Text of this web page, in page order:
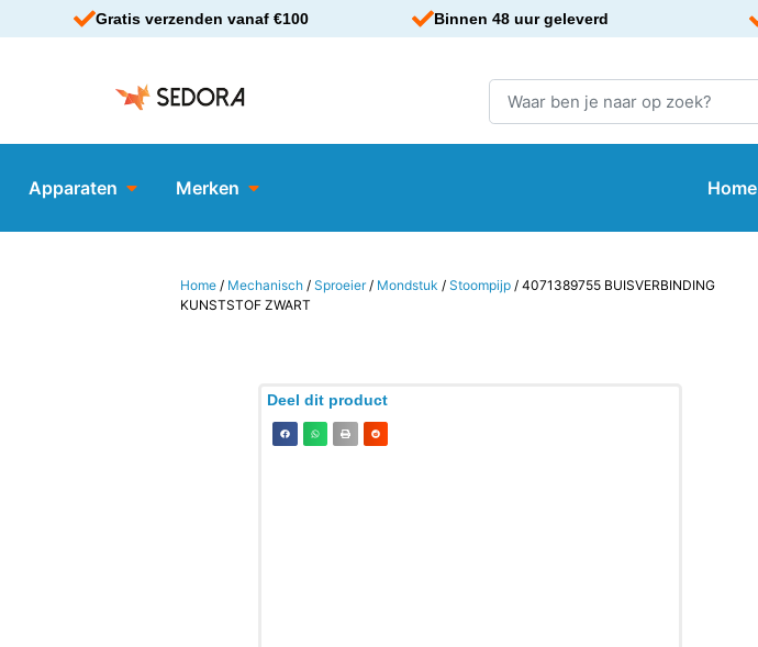
Gratis verzenden vanaf €100 Binnen 48 uur geleverd
Apparaten Merken Home
Home / Mechanisch /Sproeier/ Mondstuk /Stoompijp / 4071389755 BUISVERBINDING
KUNSTSTOF ZWART
Deel dit product